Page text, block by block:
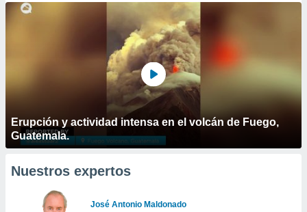
Erupción y actividad intensa en el volcán de Fuego,
Guatemala.
Nuestros expertos
José Antonio Maldonado